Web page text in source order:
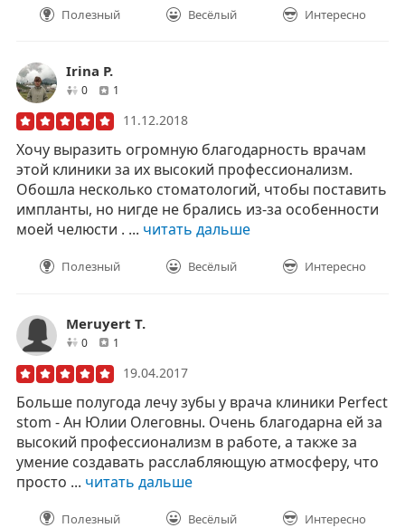
Полезный Весёлый Интересно
Irina P.
0друзей1
11.12.2018
Хочу выразить огромную благодарность врачам
этой клиники за их высокий профессионализм.
Обошла несколько стоматологий, чтобы поставить
импланты, но нигде не брались из-за особенности
моей челюсти . ... читать дальше
Полезный Весёлый Интересно
Meruyert T.
0друзей1
19.04.2017
Больше полугода лечу зубы у врача клиники Perfect
stom - Ан Юлии Олеговны. Очень благодарна ей за
высокий профессионализм в работе, а также за
умение создавать расслабляющую атмосферу, что
просто ... читать дальше
Полезный Весёлый Интересно